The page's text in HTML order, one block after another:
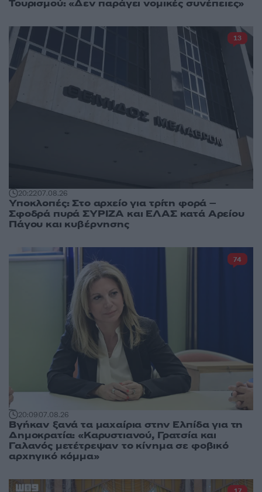
Τουρισμού: «Δεν παράγει νομικές συνέπειες»
20:2207.08.26
Υποκλοπές: Στο αρχείο για τρίτη φορά –
Σφοδρά πυρά ΣΥΡΙΖΑ και ΕΛΑΣ κατά Αρείου
Πάγου και κυβέρνησης
13
20:0907.08.26
Βγήκαν ξανά τα μαχαίρια στην Ελπίδα για τη
Δημοκρατία: «Καρυστιανού, Γρατσία και
Γαλανός μετέτρεψαν το κίνημα σε φοβικό
αρχηγικό κόμμα»
74